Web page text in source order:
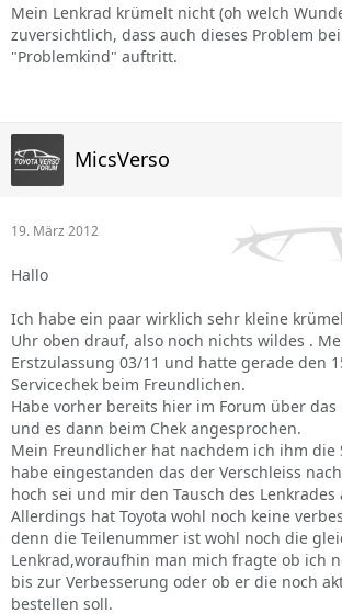
Mein Lenkrad krümelt nicht (oh welch
zuversichtlich, dass auch dieses Problem
"Problemkind" auftritt.
MicsVerso
19. März 2012
Hallo
Ich habe ein paar wirklich sehr kleine
Uhr oben drauf, also noch nichts wildes .
Erstzulassung 03/11 und hatte gerade den
Servicechek beim Freundlichen.
Habe vorher bereits hier im Forum über das
und es dann beim Chek angesprochen.
Mein Freundlicher hat nachdem ich ihm die
habe eingestanden das der Verschleiss
hoch sei und mir den Tausch des Lenkrades
Allerdings hat Toyota wohl noch keine
denn die Teilenummer ist wohl noch die
Lenkrad,woraufhin man mich fragte ob ich
bis zur Verbesserung oder ob er die noch
bestellen soll.